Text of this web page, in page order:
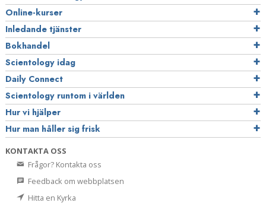
Online-kurser
Inledande tjänster
Bokhandel
Scientology idag
Daily Connect
Scientology runtom i världen
Hur vi hjälper
Hur man håller sig frisk
KONTAKTA OSS
Frågor? Kontakta oss
Feedback om webbplatsen
Hitta en Kyrka